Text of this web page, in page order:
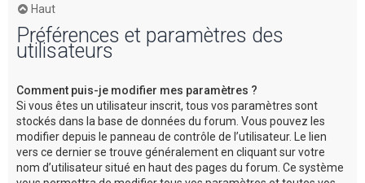
Haut
Préférences et paramètres des
utilisateurs
Comment puis-je modifier mes paramètres ?
Si vous êtes un utilisateur inscrit, tous vos paramètres sont
stockés dans la base de données du forum. Vous pouvez les
modifier depuis le panneau de contrôle de l’utilisateur. Le lien
vers ce dernier se trouve généralement en cliquant sur votre
nom d’utilisateur situé en haut des pages du forum. Ce système